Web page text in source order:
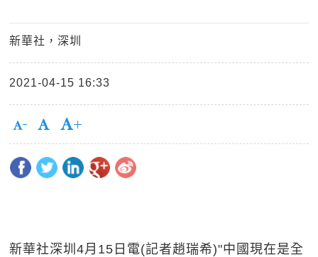
新華社，深圳
2021-04-15 16:33
新華社深圳4月15日電(記者趙瑞希)"中國現在是全